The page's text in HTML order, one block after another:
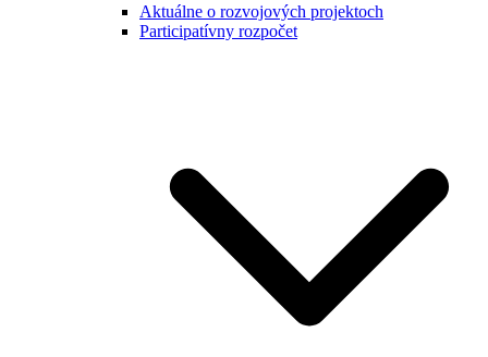
Aktuálne o rozvojových projektoch
Participatívny rozpočet